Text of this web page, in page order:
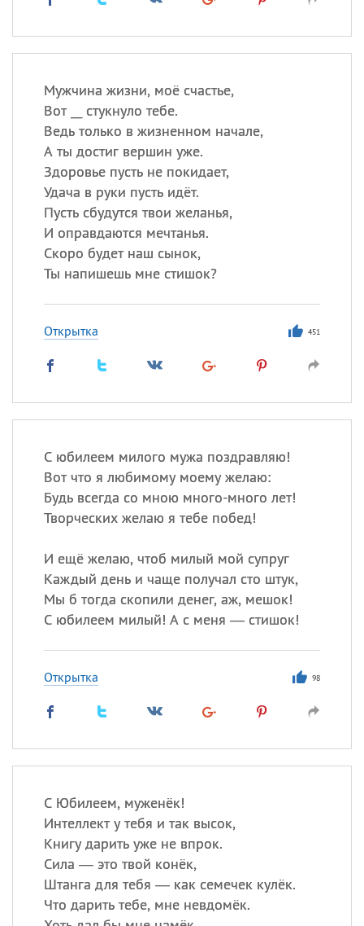
Мужчина жизни, моё счастье,
Вот __ стукнуло тебе.
Ведь только в жизненном начале,
А ты достиг вершин уже.
Здоровье пусть не покидает,
Удача в руки пусть идёт.
Пусть сбудутся твои желанья,
И оправдаются мечтанья.
Скоро будет наш сынок,
Ты напишешь мне стишок?
Открытка 451
С юбилеем милого мужа поздравляю!
Вот что я любимому моему желаю:
Будь всегда со мною много-много лет!
Творческих желаю я тебе побед!
И ещё желаю, чтоб милый мой супруг
Каждый день и чаще получал сто штук,
Мы б тогда скопили денег, аж, мешок!
С юбилеем милый! А с меня — стишок!
Открытка 98
С Юбилеем, муженёк!
Интеллект у тебя и так высок,
Книгу дарить уже не впрок.
Сила — это твой конёк,
Штанга для тебя — как семечек кулёк.
Что дарить тебе, мне невдомёк.